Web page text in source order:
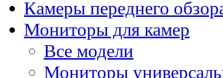
Камеры переднего
Мониторы для камер
Все модели
Мониторы